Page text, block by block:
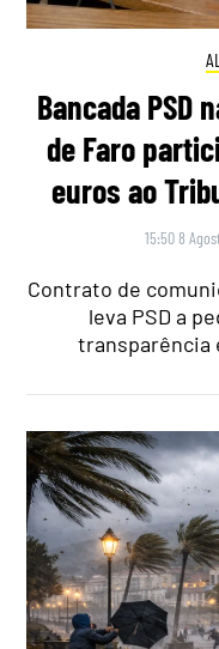
Bancada PSD
de Faro
euros ao
15:50 8
Contrato de
leva PSD a
transparência